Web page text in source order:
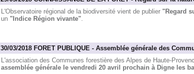
L'Observatoire régional de la biodiversité vient de publier "Regard
un "Indice Région vivante".
30/03/2018 FORET PUBLIQUE - Assemblée générale des
L'association des Communes forestière des Alpes de Haute-
assemblée générale le vendredi 20 avril prochain à Digne les